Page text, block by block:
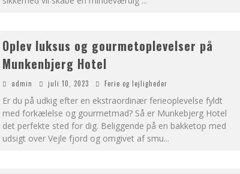
Oplev luksus og gourmetoplevelser på
Munkenbjerg Hotel
admin juli 10, 2023 Ferie og lejligheder
Er du på udkig efter en ekstraordinær ferieoplevelse fyldt
med forkælelse og gourmetmad? Så er Munkebjerg Hotel
det perfekte sted for dig. Beliggende på en bakketop med
udsigt over Vejle fjord og omgivet af smu...